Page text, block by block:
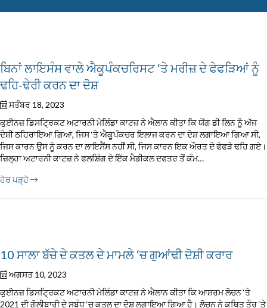
ਬਿਨਾਂ ਲਾਇਸੰਸ ਵਾਲੇ ਐਕੂਪੰਕਚਰਿਸਟ ‘ਤੇ ਮਰੀਜ਼ ਦੇ ਫੇਫੜਿਆਂ ਨੂੰ
ਢਹਿ-ਢੇਰੀ ਕਰਨ ਦਾ ਦੋਸ਼
ਸਤੰਬਰ 18, 2023
ਕੁਈਨਜ਼ ਡਿਸਟ੍ਰਿਕਟ ਅਟਾਰਨੀ ਮੇਲਿੰਡਾ ਕਾਟਜ਼ ਨੇ ਐਲਾਨ ਕੀਤਾ ਕਿ ਯੋਂਗ ਡੀ ਲਿਨ ਨੂੰ ਅੱਜ
ਦੋਸ਼ੀ ਠਹਿਰਾਇਆ ਗਿਆ, ਜਿਸ ‘ਤੇ ਐਕੂਪੰਕਚਰ ਇਲਾਜ ਕਰਨ ਦਾ ਦੋਸ਼ ਲਗਾਇਆ ਗਿਆ ਸੀ,
ਜਿਸ ਕਾਰਨ ਉਸ ਨੂੰ ਕਰਨ ਦਾ ਲਾਇਸੈਂਸ ਨਹੀਂ ਸੀ, ਜਿਸ ਕਾਰਨ ਇਕ ਔਰਤ ਦੇ ਫੇਫੜੇ ਢਹਿ ਗਏ।
ਜ਼ਿਲ੍ਹਾ ਅਟਾਰਨੀ ਕਾਟਜ਼ ਨੇ ਫਲਸ਼ਿੰਗ ਦੇ ਇੱਕ ਮੈਡੀਕਲ ਦਫਤਰ ਤੋਂ ਕੰਮ…
ਹੋਰ ਪੜ੍ਹੋ
10 ਸਾਲਾ ਬੱਚੇ ਦੇ ਕਤਲ ਦੇ ਮਾਮਲੇ ‘ਚ ਗੁਆਂਢੀ ਦੋਸ਼ੀ ਕਰਾਰ
ਅਗਸਤ 10, 2023
ਕੁਈਨਜ਼ ਡਿਸਟ੍ਰਿਕਟ ਅਟਾਰਨੀ ਮੇਲਿੰਡਾ ਕਾਟਜ਼ ਨੇ ਐਲਾਨ ਕੀਤਾ ਕਿ ਆਸ਼ਰਮ ਲੋਚਨ ‘ਤੇ
2021 ਦੀ ਗੋਲੀਬਾਰੀ ਦੇ ਸਬੰਧ ‘ਚ ਕਤਲ ਦਾ ਦੋਸ਼ ਲਗਾਇਆ ਗਿਆ ਹੈ। ਲੋਚਨ ਨੇ ਕਥਿਤ ਤੌਰ ‘ਤੇ